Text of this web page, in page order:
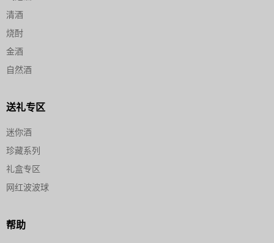
清酒
烧酎
金酒
自然酒
送礼专区
迷你酒
珍藏系列
礼盒专区
网红波波球
帮助